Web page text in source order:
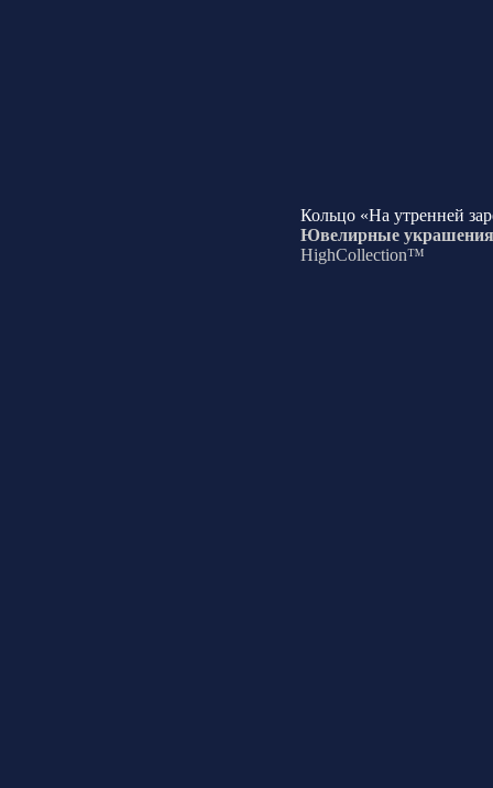
Кольцо «На утренней
Ювелирные украшения
HighCollection™